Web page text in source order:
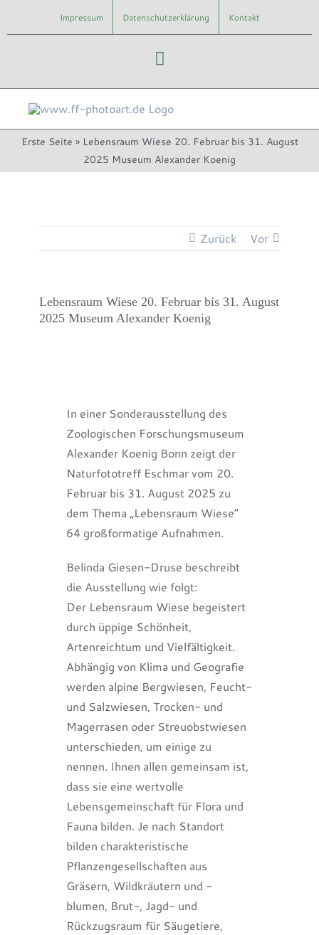
Impressum Datenschutzerklärung Kontakt
Instagram
Erste Seite » Lebensraum Wiese 20. Februar bis 31. August
2025 Museum Alexander Koenig
Zurück Vor
Lebensraum Wiese 20. Februar bis 31. August
2025 Museum Alexander Koenig
In einer Sonderausstellung des
Zoologischen Forschungsmuseum
Alexander Koenig Bonn zeigt der
Naturfototreff Eschmar vom 20.
Februar bis 31. August 2025 zu
dem Thema „Lebensraum Wiese“
64 großformatige Aufnahmen.
Belinda Giesen-Druse beschreibt
die Ausstellung wie folgt:
Der Lebensraum Wiese begeistert
durch üppige Schönheit,
Artenreichtum und Vielfältigkeit.
Abhängig von Klima und Geografie
werden alpine Bergwiesen, Feucht-
und Salzwiesen, Trocken- und
Magerrasen oder Streuobstwiesen
unterschieden, um einige zu
nennen. Ihnen allen gemeinsam ist,
dass sie eine wertvolle
Lebensgemeinschaft für Flora und
Fauna bilden. Je nach Standort
bilden charakteristische
Pflanzengesellschaften aus
Gräsern, Wildkräutern und -
blumen, Brut-, Jagd- und
Rückzugsraum für Säugetiere,